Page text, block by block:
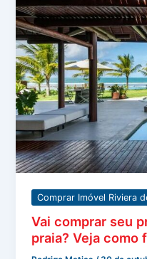
Comprar Imóvel Riviera
Vai comprar seu
praia? Veja como